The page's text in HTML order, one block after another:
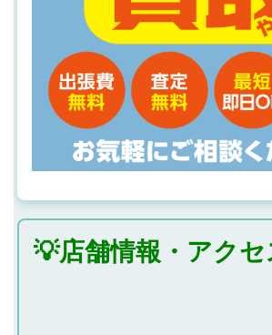
💡店舗情報・アクセ